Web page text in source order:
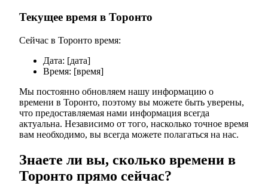
Текущее время в Торонто
Сейчас в Торонто время:
Дата: [дата]
Время: [время]
Мы постоянно обновляем нашу информацию о
времени в Торонто, поэтому вы можете быть уверены,
что предоставляемая нами информация всегда
актуальна. Независимо от того, насколько точное время
вам необходимо, вы всегда можете полагаться на нас.
Знаете ли вы, сколько времени в
Торонто прямо сейчас?